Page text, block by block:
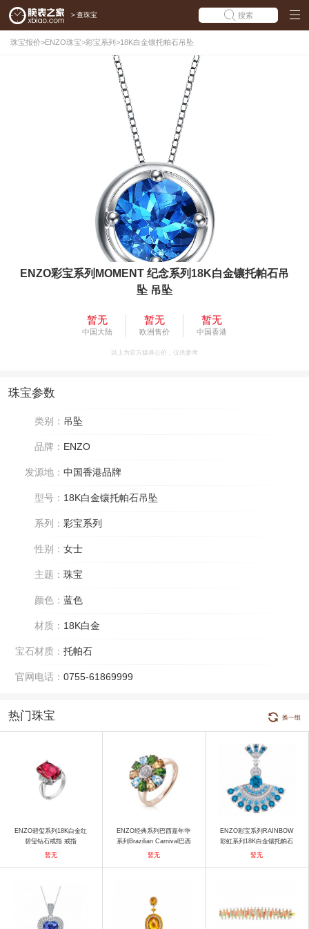
> 查珠宝 搜索
珠宝报价>ENZO珠宝>彩宝系列 >18K白金镶托帕石吊坠
ENZO彩宝系列MOMENT 纪念系列18K白金镶托帕石吊
坠 吊坠
暂无
中国大陆
暂无
欧洲售价
暂无
中国香港
以上为官方媒体公价，仅供参考
珠宝参数
类别： 吊坠
品牌： ENZO
发源地： 中国香港品牌
型号： 18K白金镶托帕石吊坠
系列： 彩宝系列
性别： 女士
主题： 珠宝
颜色： 蓝色
材质： 18K白金
宝石材质： 托帕石
官网电话： 0755-61869999
热门珠宝 换一组
ENZO碧玺系列18K白金红
碧玺钻石戒指 戒指
暂无
ENZO经典系列巴西嘉年华
系列Brazilian Carnival巴西
嘉年华系列戒指 戒指
暂无
ENZO彩宝系列RAINBOW
彩虹系列18K白金镶托帕石
坦桑石及钻石吊坠 吊坠
暂无